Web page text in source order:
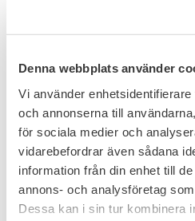
Denna webbplats använder
Vi använder
och annonserna till
för sociala medier och
vidarebefordrar även sådana
information från din enhet till
annons- och analysföretag
Dessa kan i sin tur kombinera
THAT BREATHES AND WICKS
SNIGEL
POLICE